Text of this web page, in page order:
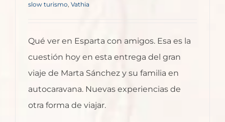
slow turismo, Vathia
Qué ver en Esparta con amigos. Esa es la
cuestión hoy en esta entrega del gran
viaje de Marta Sánchez y su familia en
autocaravana. Nuevas experiencias de
otra forma de viajar.